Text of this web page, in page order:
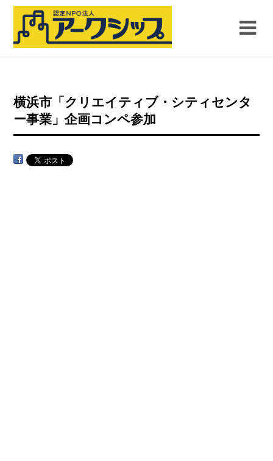
横浜市「クリエイティブ・シティセンタ
ー事業」企画コンペ参加